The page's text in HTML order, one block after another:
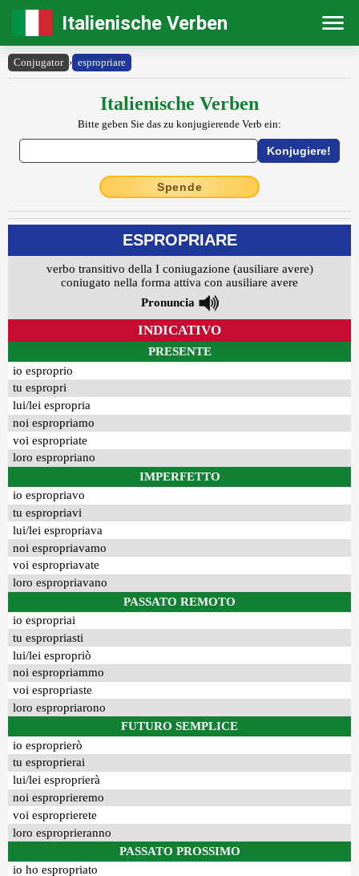
Italienische Verben
Conjugator › espropriare
Italienische Verben
Bitte geben Sie das zu konjugierende Verb ein:
Spende
ESPROPRIARE
verbo transitivo della I coniugazione (ausiliare avere)
coniugato nella forma attiva con ausiliare avere
Pronuncia
INDICATIVO
PRESENTE
io esproprio
tu espropri
lui/lei espropria
noi espropriamo
voi espropriate
loro espropriano
IMPERFETTO
io espropriavo
tu espropriavi
lui/lei espropriava
noi espropriavamo
voi espropriavate
loro espropriavano
PASSATO REMOTO
io espropriai
tu espropriasti
lui/lei espropriò
noi espropriammo
voi espropriaste
loro espropriarono
FUTURO SEMPLICE
io esproprierò
tu esproprierai
lui/lei esproprierà
noi esproprieremo
voi esproprierete
loro esproprieranno
PASSATO PROSSIMO
io ho espropriato